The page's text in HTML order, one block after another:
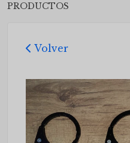
PRODUCTOS
Volver